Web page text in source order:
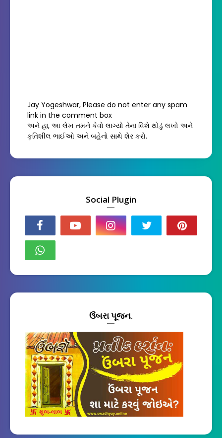
Jay Yogeshwar, Please do not enter any spam
link in the comment box
અને હા, આ લેખ તમને કેવો લાગ્યો તેના વિશે થોડું લખો અને
કૃતિશીલ ભાઈઓ અને બહેનો સાથે શેર કરો.
Social Plugin
ઉંબરા પૂજન.